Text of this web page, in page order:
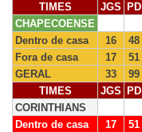
TIMES
JGS PD
CHAPECOENSE
Dentro de casa
16 48
Fora de casa
17 51
GERAL
33 99
TIMES
JGS PD
CORINTHIANS
Dentro de casa
17 51